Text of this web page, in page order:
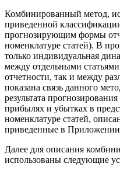
Комбинированный метод,
приведенной
прогнозирующим формы
номенклатуре статей). В
только индивидуальная
между отдельными
отчетности, так и между
показана связь данного
результата
прибылях и убытках в
номенклатуре статей,
приведенные в
Далее для описания
использованы следующие